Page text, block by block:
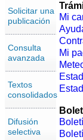
Solicitar una
publicación
Consulta
avanzada
Textos
consolidados
Difusión
selectiva
Mi
Mi